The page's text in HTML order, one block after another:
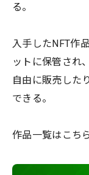
る。
入手したNFT作
ットに保管され
自由に販売した
できる。
作品一覧はこち